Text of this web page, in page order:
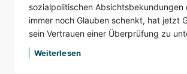
sozialpolitischen Absichtsbekundungen
immer noch Glauben schenkt, hat jetzt
sein Vertrauen einer Überprüfung zu
Weiterlesen